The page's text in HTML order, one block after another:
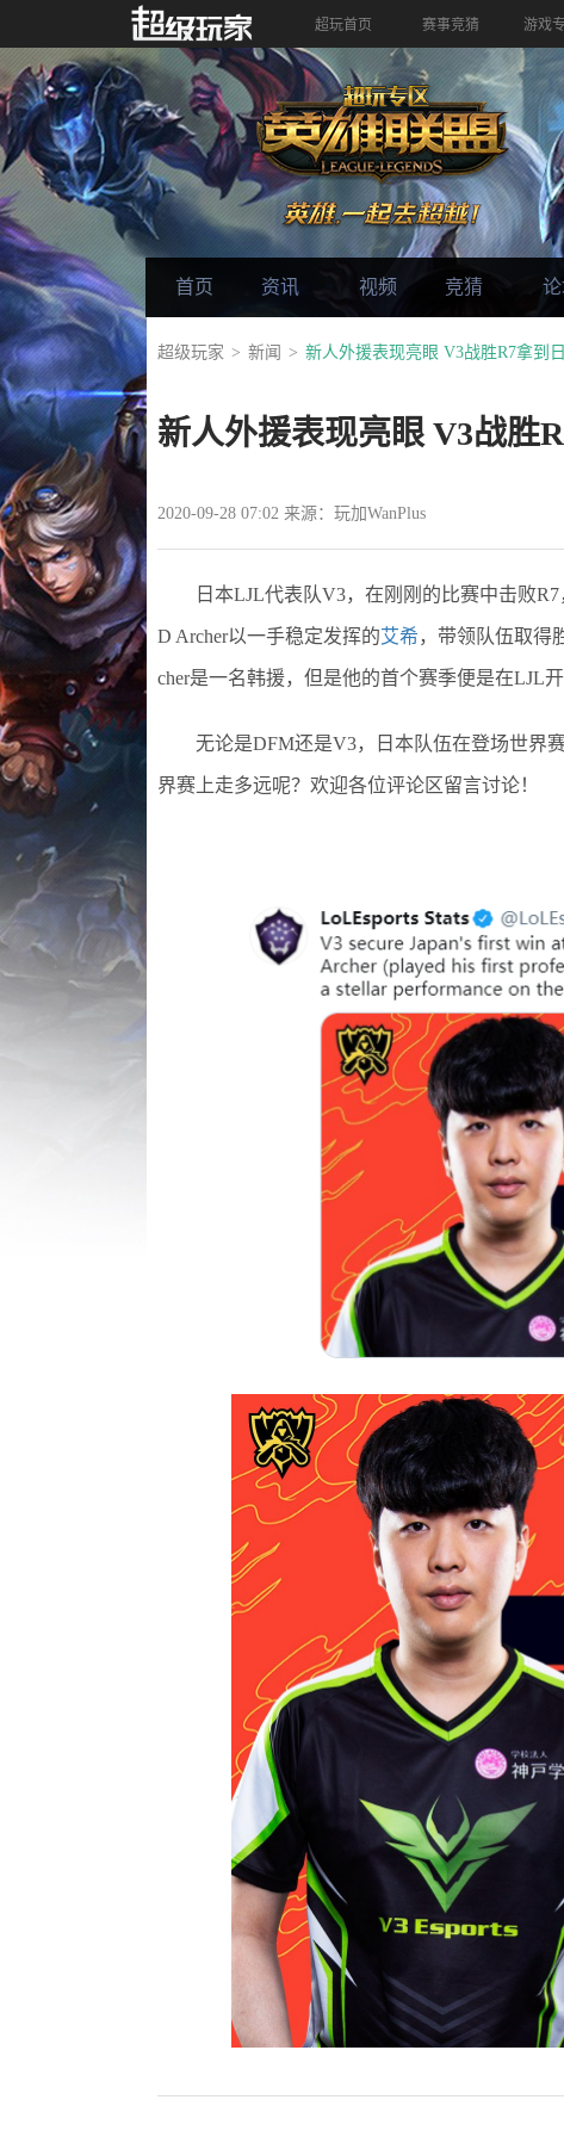
超玩首页 赛事竞猜 游戏
首页 资讯 视频 竞猜
超级玩家 新闻 新人外援表现亮眼 V3战胜R7拿到
新人外援表现亮眼 V3战胜
2020-09-28 07:02 来源：玩加WanPlus
日本LJL代表队V3，在刚刚的比赛中击败R7
D Archer以一手稳定发挥的艾希，带领队伍取得
cher是一名韩援，但是他的首个赛季便是在LJL开
无论是DFM还是V3，日本队伍在登场世界赛
界赛上走多远呢？欢迎各位评论区留言讨论！